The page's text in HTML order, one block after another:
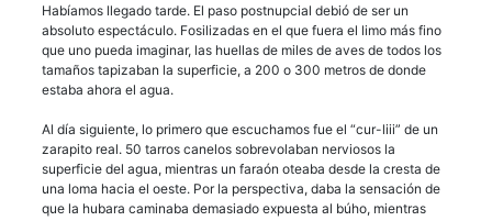
Habíamos llegado tarde. El paso postnupcial debió de ser un
absoluto espectáculo. Fosilizadas en el que fuera el limo más fino
que uno pueda imaginar, las huellas de miles de aves de todos los
tamaños tapizaban la superficie, a 200 o 300 metros de donde
estaba ahora el agua.
Al día siguiente, lo primero que escuchamos fue el “cur-liii” de un
zarapito real. 50 tarros canelos sobrevolaban nerviosos la
superficie del agua, mientras un faraón oteaba desde la cresta de
una loma hacia el oeste. Por la perspectiva, daba la sensación de
que la hubara caminaba demasiado expuesta al búho, mientras